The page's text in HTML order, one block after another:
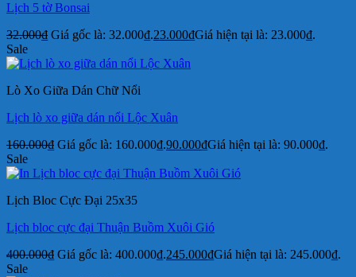
Lịch 5 tờ Bonsai
32.000₫ Giá gốc là: 32.000₫.23.000₫Giá hiện tại là: 23.000₫.
Sale
Lò Xo Giữa Dán Chữ Nổi
Lịch lò xo giữa dán nổi Lộc Xuân
160.000₫ Giá gốc là: 160.000₫.90.000₫Giá hiện tại là: 90.000₫.
Sale
Lịch Bloc Cực Đại 25x35
Lịch bloc cực đại Thuận Buồm Xuôi Gió
400.000₫ Giá gốc là: 400.000₫.245.000₫Giá hiện tại là: 245.000₫.
Sale